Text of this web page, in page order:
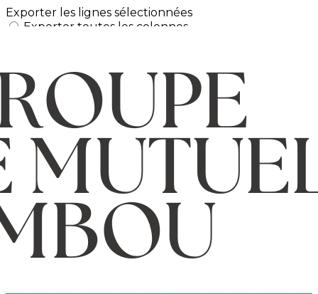
Exporter les lignes sélectionnées
Exporter toutes les colonnes
Menu
Ajoutez un logo, un bouton, des réseaux sociaux
Cliquez pour éditer
L'association ▴
Actualités
Agenda▴▾
Activités▴▾
Planning
Descriptif
Boîte à idées Gem le Bambou